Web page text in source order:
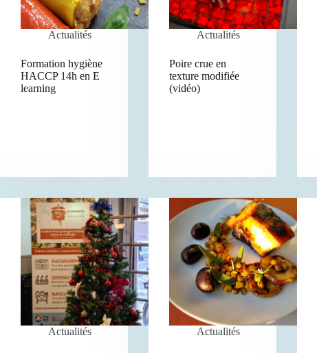
Actualités
Formation hygiène
HACCP 14h en E
learning
Actualités
Poire crue en
texture modifiée
(vidéo)
Actualités Actualités